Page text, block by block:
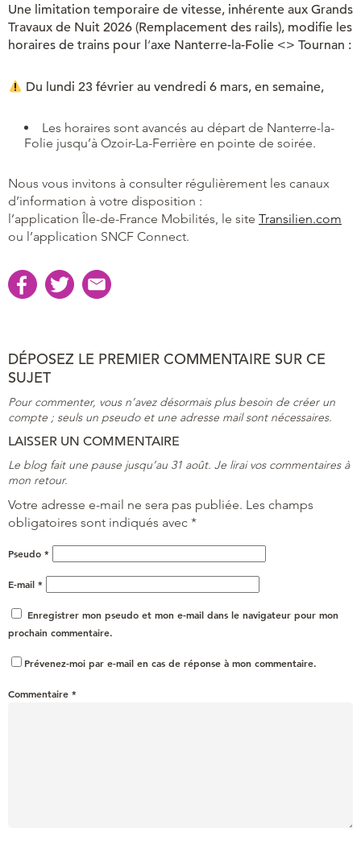
Une limitation temporaire de vitesse, inhérente aux Grands
Travaux de Nuit 2026 (Remplacement des rails), modifie les
horaires de trains pour l‘axe Nanterre-la-Folie <> Tournan :
Du lundi 23 février au vendredi 6 mars, en semaine,
Les horaires sont avancés au départ de Nanterre-la-
Folie jusqu’à Ozoir-La-Ferrière en pointe de soirée.
Nous vous invitons à consulter régulièrement les canaux
d’information à votre disposition :
l’application Île-de-France Mobilités, le site Transilien.com
ou l’application SNCF Connect.
DÉPOSEZ LE PREMIER COMMENTAIRE SUR CE
SUJET
Pour commenter, vous n’avez désormais plus besoin de créer un
compte ; seuls un pseudo et une adresse mail sont nécessaires.
LAISSER UN COMMENTAIRE
Le blog fait une pause jusqu’au 31 août. Je lirai vos commentaires à
mon retour.
Votre adresse e-mail ne sera pas publiée. Les champs
obligatoires sont indiqués avec *
Pseudo *
E-mail *
Enregistrer mon pseudo et mon e-mail dans le navigateur pour mon
prochain commentaire.
Prévenez-moi par e-mail en cas de réponse à mon commentaire.
Commentaire *